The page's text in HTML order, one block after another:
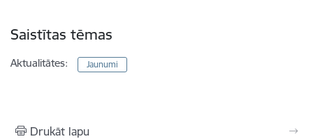
Saistītas tēmas
Aktualitātes: Jaunumi
Drukāt lapu